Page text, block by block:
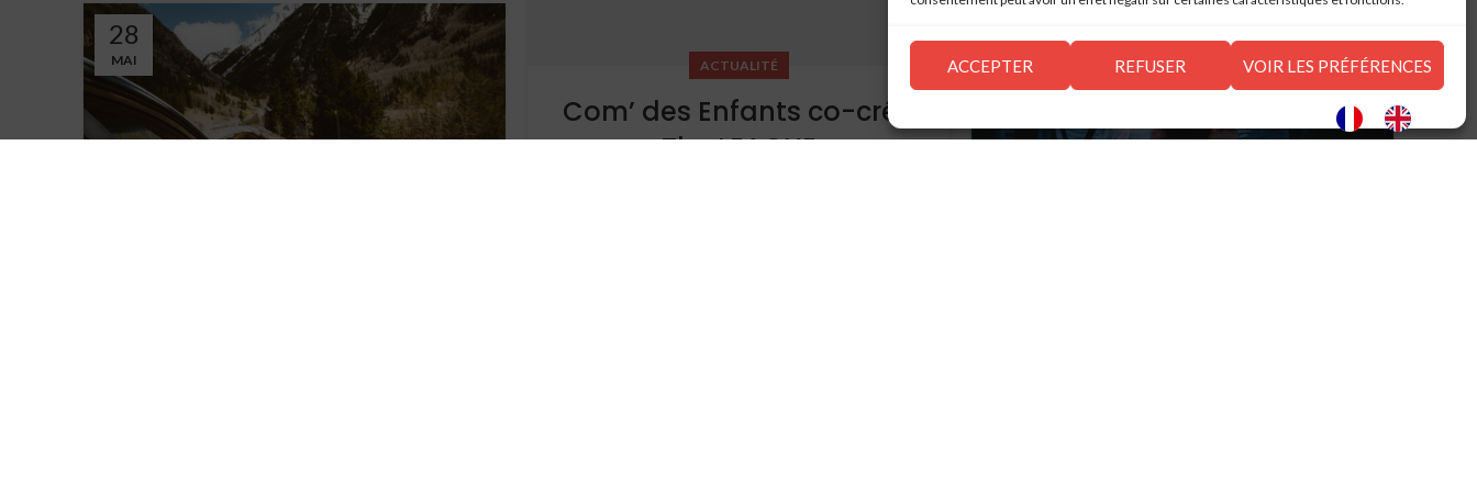
ACCEPTER REFUSER VOIR LES PRÉFÉRENCES
ACTUALITÉ
Com’ des Enfants co-crée
The LEAGUE
28
MAI